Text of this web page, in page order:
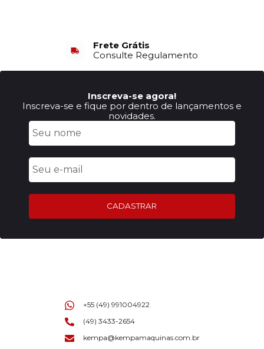
Frete Grátis
Consulte Regulamento
Inscreva-se agora!
Inscreva-se e fique por dentro de lançamentos e
novidades.
CADASTRAR
+55 (49) 991004922
(49) 3433-2654
kempa@kempamaquinas.com.br